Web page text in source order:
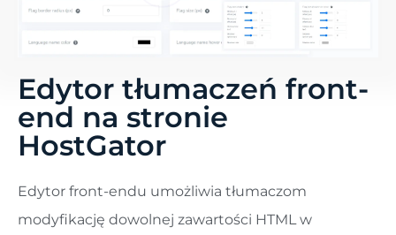
Edytor tłumaczeń front-
end na stronie
HostGator
Edytor front-endu umożliwia tłumaczom
modyfikację dowolnej zawartości HTML w